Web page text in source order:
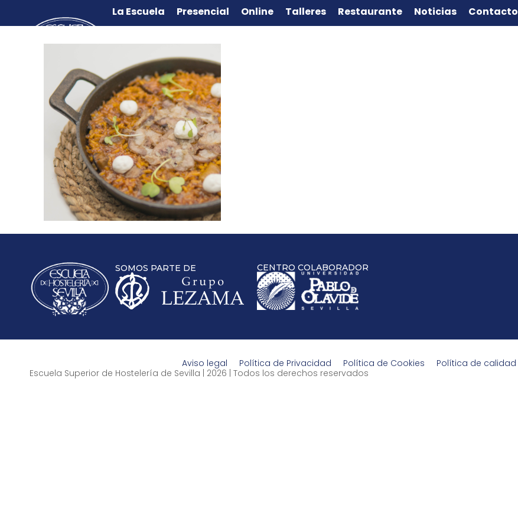
La Escuela Presencial Online Talleres Restaurante Noticias Contacto
SOMOS PARTE DE CENTRO COLABORADOR
Aviso legal Política de Privacidad Política de Cookies Política de calidad
Escuela Superior de Hostelería de Sevilla | 2026 | Todos los derechos reservados